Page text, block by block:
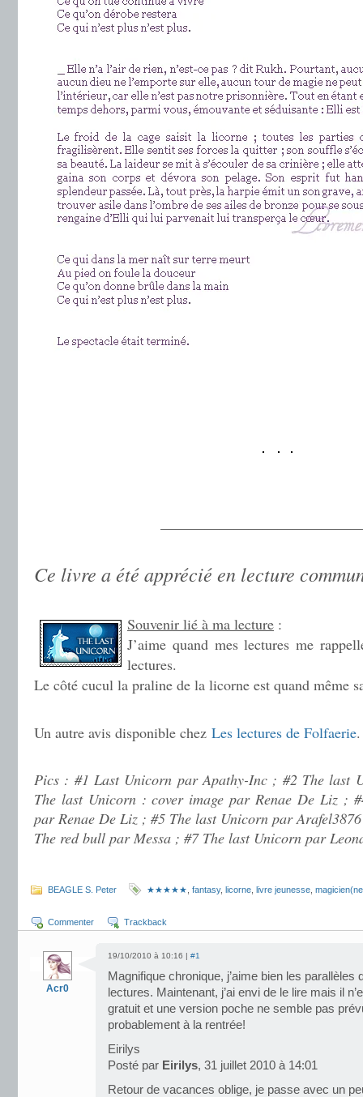
Ce livre a été apprécié en lecture
Souvenir lié à ma lecture :
J’aime quand mes lectures me
lectures.
Le côté cucul la praline de la licorne est quand même
Un autre avis disponible chez Les lectures de Folfaerie.
Pics : #1 Last Unicorn par Apathy-Inc ; #2 The last
The last Unicorn : cover image par Renae De Liz ;
par Renae De Liz ; #5 The last Unicorn par
The red bull par Messa ; #7 The last Unicorn par
BEAGLE S. Peter ★★★★★ fantasy, licorne livre jeunesse
Commenter Trackback
Acr0
19/10/2010 à 10:16 | #1
Magnifique chronique, j’aime bien les
lectures. Maintenant, j’ai envi de le lire mais il
gratuit et une version poche ne semble pas
probablement à la rentrée!
Eirilys
Posté par Eirilys, 31 juillet 2010 à 14:01
Retour de vacances oblige, je passe avec un